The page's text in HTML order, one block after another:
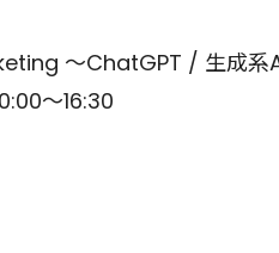
〜ChatGPT / 生成系
～16:30